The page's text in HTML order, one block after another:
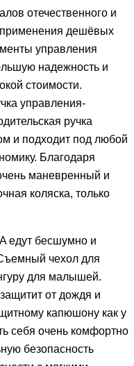
отечественного и
применения дешёвых
управления
надежность и
стоимости.
управления-
ручка
и подходит под любой
Благодаря
маневренный и
коляска, только
едут бесшумно и
чехол для
для малышей.
от дождя и
капюшону как у
себя очень комфортно
безопасность